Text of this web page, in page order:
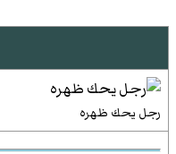
رجل يحك ظهره